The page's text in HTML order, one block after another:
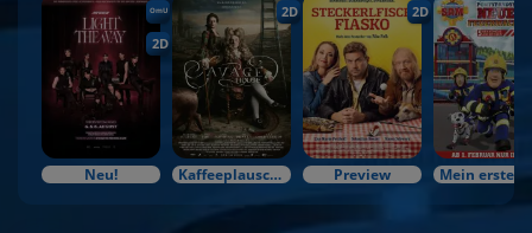
OmU
2D
Neu!
2D
Kaffeeplausch & Kinozauber
2D
Preview